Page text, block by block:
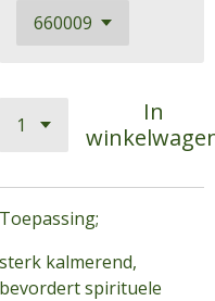
In
Toepassing;
sterk kalmerend,
bevordert spirituele